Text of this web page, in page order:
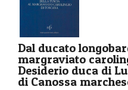
Dal ducato
margraviato
Desiderio duca di
di Canossa